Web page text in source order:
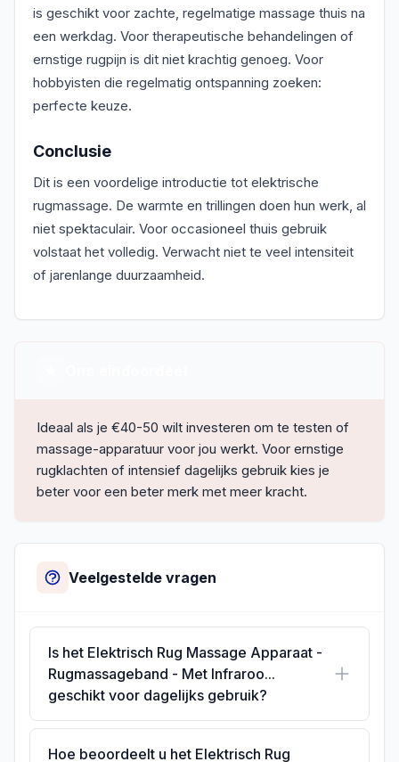
is geschikt voor zachte, regelmatige massage thuis na
een werkdag. Voor therapeutische behandelingen of
ernstige rugpijn is dit niet krachtig genoeg. Voor
hobbyisten die regelmatig ontspanning zoeken:
perfecte keuze.
Conclusie
Dit is een voordelige introductie tot elektrische
rugmassage. De warmte en trillingen doen hun werk, al
niet spektaculair. Voor occasioneel thuis gebruik
volstaat het volledig. Verwacht niet te veel intensiteit
of jarenlange duurzaamheid.
Ideaal als je €40-50 wilt investeren om te testen of
massage-apparatuur voor jou werkt. Voor ernstige
rugklachten of intensief dagelijks gebruik kies je
beter voor een beter merk met meer kracht.
Veelgestelde vragen
Is het Elektrisch Rug Massage Apparaat -
Rugmassageband - Met Infraroo...
geschikt voor dagelijks gebruik?
Hoe beoordeelt u het Elektrisch Rug